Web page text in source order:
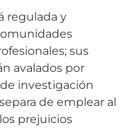
regulada y
sus
avalados por
investigación
de emplear al
prejuicios